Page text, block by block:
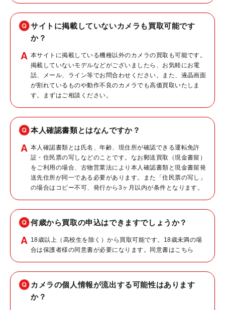
サイトに掲載していないカメラも買取可能です
か？
本サイトに掲載している機種以外のカメラの買取も可能です。
掲載していないモデルなどがございましたら、お気軽にお電
話、メール、ライン等でお問合わせください。また、液晶画面
が割れているものや動作不良のカメラでも高価買取いたしま
す。まずはご相談ください。
本人確認書類とはなんですか？
本人確認書類とは氏名、年齢、現住所が確認できる運転免許
証・住民票の写しなどのことです。なお郵送買取（現金書留）
をご利用の場合、古物営業法により本人確認書類と現金書留発
送先住所が同一である必要があります。また「住民票の写し」
の場合はコピー不可、発行から3ヶ月以内が条件となります。
何歳から買取の申込はできますでしょうか？
18歳以上（高校生を除く）から買取可能です。18歳未満の場
合は保護者様の同意書が必要になります。同意書はこちら
カメラの個人情報が流出する可能性はあります
か？